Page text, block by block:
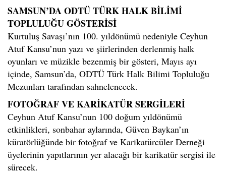
SAMSUN’DA ODTÜ TÜRK HALK BİLİMİ
TOPLULUĞU GÖSTERİSİ
Kurtuluş Savaşı’nın 100. yıldönümü nedeniyle Ceyhun
Atuf Kansu’nun yazı ve şiirlerinden derlenmiş halk
oyunları ve müzikle bezenmiş bir gösteri, Mayıs ayı
içinde, Samsun’da, ODTÜ Türk Halk Bilimi Topluluğu
Mezunları tarafından sahnelenecek.
FOTOĞRAF VE KARİKATÜR SERGİLERİ
Ceyhun Atuf Kansu’nun 100 doğum yıldönümü
etkinlikleri, sonbahar aylarında, Güven Baykan’ın
küratörlüğünde bir fotoğraf ve Karikatürcüler Derneği
üyelerinin yapıtlarının yer alacağı bir karikatür sergisi ile
sürecek.